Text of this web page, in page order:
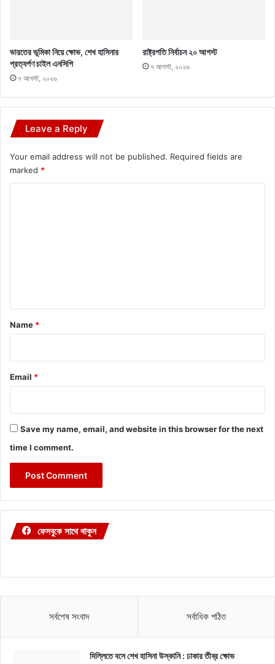
ভারতের ভূমিকা নিয়ে ক্ষোভ, শেখ হাসিনার
প্রত্যর্পণ চাইল এনসিপি
৭ আগস্ট, ২০২৬
রাষ্ট্রপতি নির্বাচন ২০ আগস্ট
৭ আগস্ট, ২০২৬
Leave a Reply
Your email address will not be published. Required fields are
marked *
*
Name *
Email *
Save my name, email, and website in this browser for the next
time I comment.
ফেসবুকে সাথে থাকুন
সর্বশেষ সংবাদ সর্বাধিক পঠিত
দিল্লিতে বসে শেখ হাসিনা উস্কানি : ঢাকার তীব্র ক্ষোভ